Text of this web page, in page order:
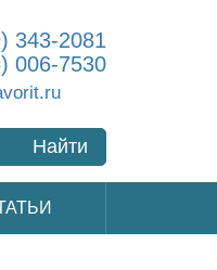
343-2081
006-7530
Найти